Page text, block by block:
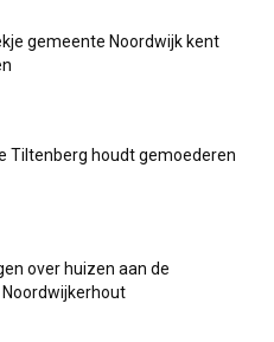
gemeente Noordwijk kent
Tiltenberg houdt gemoederen
over huizen aan de